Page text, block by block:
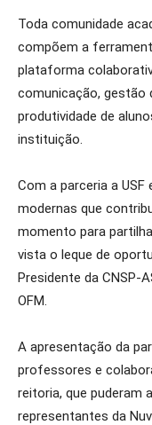
Toda comunidade
compõem a
plataforma
comunicação, gestão
produtividade de
instituição.
Com a parceria a
modernas que
momento para
vista o leque de
Presidente da CNSP-
OFM.
A apresentação da
professores e
reitoria, que puderam
representantes da